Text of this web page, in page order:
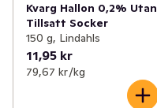
Kvarg Hallon 0,2% Utan
Tillsatt Socker
150 g, Lindahls
11,95 kr
79,67 kr /kg